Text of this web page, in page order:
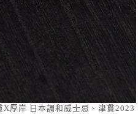
厚岸 日本調和威士忌、津貫2023